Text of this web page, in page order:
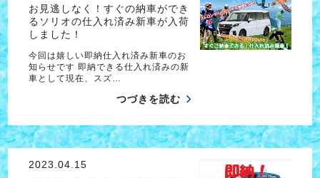
お見逃しなく！すぐの納車ができ
るソリオの仕入れ済み新車が入荷
しました！
今回は嬉しい即納仕入れ済み新車のお
知らせです 即納できる仕入れ済みの新
車として現在、スズ…
つづきを読む
2023.04.15